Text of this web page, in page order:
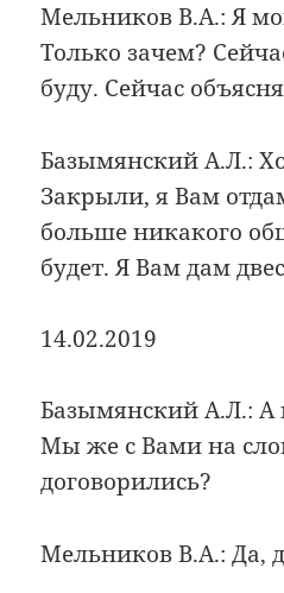
Мельников В.А.: Я
Только зачем?
буду. Сейчас
Базымянский А.Л.:
Закрыли, я Вам
больше никакого
будет. Я Вам дам
14.02.2019
Базымянский А.Л.: А
Мы же с Вами на
договорились?
Мельников В.А.: Да,